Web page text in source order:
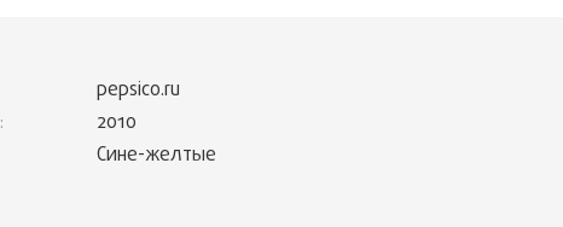
pepsico.ru
2010
Сине-желтые